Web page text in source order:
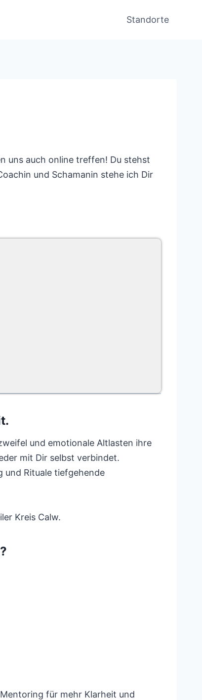
Standorte
uns auch online treffen! Du stehst
und Schamanin stehe ich Dir
und emotionale Altlasten ihre
mit Dir selbst verbindet.
und Rituale tiefgehende
Kreis Calw.
für mehr Klarheit und